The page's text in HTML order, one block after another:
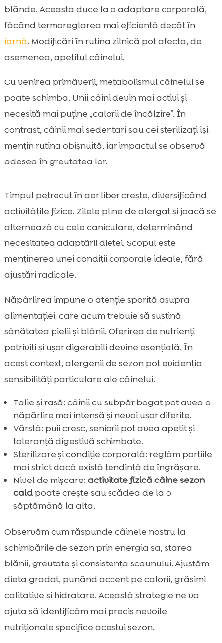
blânde. Aceasta duce la o adaptare corporală,
făcând termoreglarea mai eficientă decât în
iarnă. Modificări în rutina zilnică pot afecta, de
asemenea, apetitul câinelui.
Cu venirea primăverii, metabolismul câinelui se
poate schimba. Unii câini devin mai activi și
necesită mai puține „calorii de încălzire”. În
contrast, câinii mai sedentari sau cei sterilizați își
mențin rutina obișnuită, iar impactul se observă
adesea în greutatea lor.
Timpul petrecut în aer liber crește, diversificând
activitățile fizice. Zilele pline de alergat și joacă se
alternează cu cele caniculare, determinând
necesitatea adaptării dietei. Scopul este
menținerea unei condiții corporale ideale, fără
ajustări radicale.
Năpârlirea impune o atenție sporită asupra
alimentației, care acum trebuie să susțină
sănătatea pielii și blănii. Oferirea de nutrienți
potriviți și ușor digerabili devine esențială. În
acest context, alergenii de sezon pot evidenția
sensibilități particulare ale câinelui.
Talie și rasă: câinii cu subpăr bogat pot avea o
năpârlire mai intensă și nevoi ușor diferite.
Vârstă: puii cresc, seniorii pot avea apetit și
toleranță digestivă schimbate.
Sterilizare și condiție corporală: reglăm porțiile
mai strict dacă există tendință de îngrășare.
Nivel de mișcare: activitate fizică câine sezon
caldpoate crește sau scădea de la o
săptămână la alta.
Observăm cum răspunde câinele nostru la
schimbările de sezon prin energia sa, starea
blănii, greutate și consistența scaunului. Ajustăm
dieta gradat, punând accent pe calorii, grăsimi
calitative și hidratare. Această strategie ne va
ajuta să identificăm mai precis nevoile
nutriționale specifice acestui sezon.